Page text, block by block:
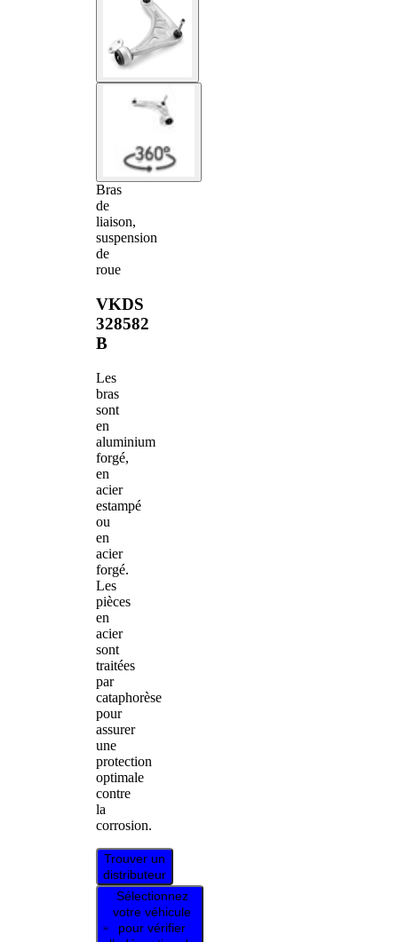
Bras
de
liaison,
suspension
de
roue
VKDS
328582
B
Les
bras
sont
en
aluminium
forgé,
en
acier
estampé
ou
en
acier
forgé.
Les
pièces
en
acier
sont
traitées
par
cataphorèse
pour
assurer
une
protection
optimale
contre
la
corrosion.
Trouver un
distributeur
Sélectionnez
votre véhicule
pour vérifier